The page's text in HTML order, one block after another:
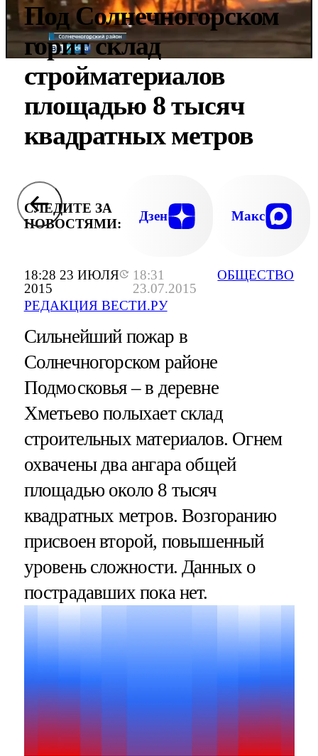
18:28 23 ИЮЛЯ
2015
18:31
23.07.2015
РЕДАКЦИЯ ВЕСТИ.РУ
ОБЩЕСТВО
Под Солнечногорском
горит склад
стройматериалов
площадью 8 тысяч
квадратных метров
СЛЕДИТЕ ЗА
НОВОСТЯМИ:
Дзен Макс
Сильнейший пожар в
Солнечногорском районе
Подмосковья – в деревне
Хметьево полыхает склад
строительных материалов. Огнем
охвачены два ангара общей
площадью около 8 тысяч
квадратных метров. Возгоранию
присвоен второй, повышенный
уровень сложности. Данных о
пострадавших пока нет.